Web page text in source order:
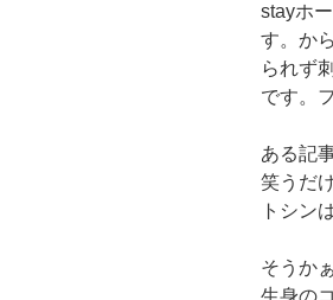
stayホ
す。か
られず
です。
ある記
笑うだ
トシ
そうかぁ
生身の